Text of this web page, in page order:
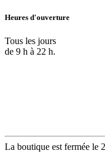
Heures d'ouverture
Tous les jours
de 9 h à 22 h.
La boutique est fermée le